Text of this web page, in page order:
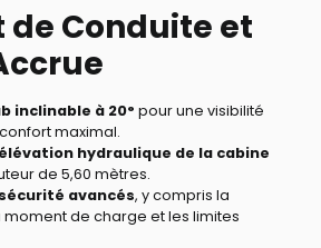
de Conduite et
inclinable à 20° pour une visibilité
maximal.
hydraulique de la cabine
de 5,60 mètres.
avancés, y compris la
moment de charge et les limites